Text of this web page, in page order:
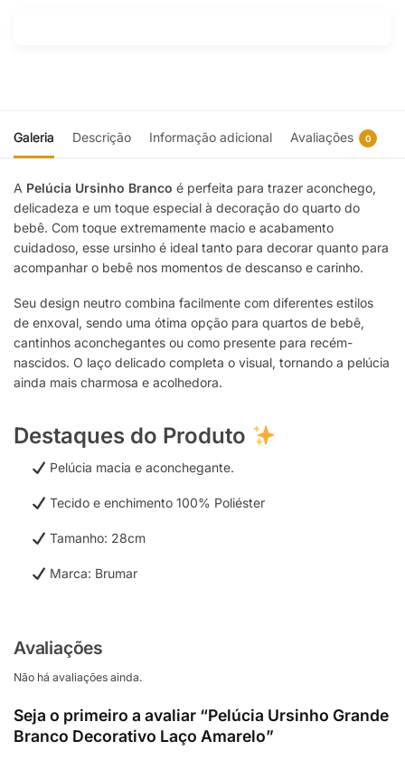
Galeria Descrição Informação adicional Avaliações 0
A Pelúcia Ursinho Branco é perfeita para trazer aconchego,
delicadeza e um toque especial à decoração do quarto do
bebê. Com toque extremamente macio e acabamento
cuidadoso, esse ursinho é ideal tanto para decorar quanto para
acompanhar o bebê nos momentos de descanso e carinho.
Seu design neutro combina facilmente com diferentes estilos
de enxoval, sendo uma ótima opção para quartos de bebê,
cantinhos aconchegantes ou como presente para recém-
nascidos. O laço delicado completa o visual, tornando a pelúcia
ainda mais charmosa e acolhedora.
Destaques do Produto
Pelúcia macia e aconchegante.
Tecido e enchimento 100% Poliéster
Tamanho: 28cm
Marca: Brumar
Avaliações
Não há avaliações ainda.
Seja o primeiro a avaliar “Pelúcia Ursinho Grande
Branco Decorativo Laço Amarelo”